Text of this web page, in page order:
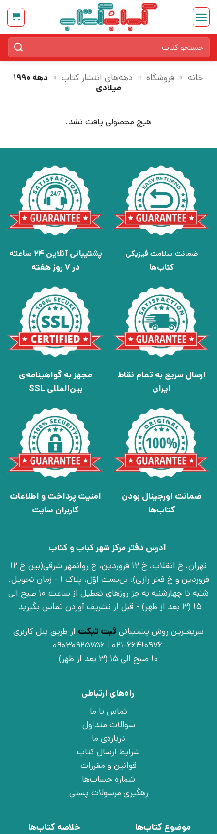
Skip
content
برای:
خانه » فروشگاه » دهه‌های انتشار کتاب »
دهه ۱۹۹۰
میلادی
هیچ محصولی یافت نشد.
ضمانت سلامت فیزیکی
کتاب‌ها
پشتیبانی آنلاین 24 ساعته
در 7 روز هفته
ارسال سریع به تمام نقاط
ایران
مجهز به گواهینامه‌ی
بین‌المللی SSL
ضمانت اورجینال بودن
کتاب‌ها
امنیت پرداخت و اطلاعات
کاربران سایت
آدرس دفتر مرکز شهر کباب و کتاب
تهران، خ انقلاب، خ 12 فروردین، خ روانمهر شرقی(بین خ 12
فروردین و خ فخر رازی)، بن‌بست اوّل، پلاک 1 - زمان تحویل:
شنبه تا چهارشنبه به جز روزهای تعطیل از ساعت 10 صبح الی
15 (3 بعد از ظهر) - قبل از تشریف آوردن تماس بگیرید
سریعترین روش پشتیبانی ثبت تیکت از طریق پنل کاربری
021-66410976 | 09030925756
10 صبح الی 15 (3 بعد از ظهر)
راه‌های ارتباطی
تماس با ما
سوالات متداول
درباره‌ی ما
شرایط ارسال کتاب
قوانین و مقررات
شماره حساب‌ها
رهگیری مرسولات پستی
موضوع کتاب‌ها
خلاصه کتاب‌ها